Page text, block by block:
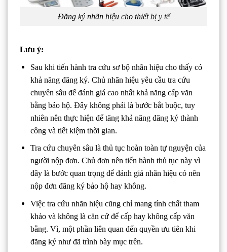
Đăng ký nhãn hiệu cho thiết bị y tế
Lưu ý:
Sau khi tiến hành tra cứu sơ bộ nhãn hiệu cho thấy có
khả năng đăng ký. Chủ nhãn hiệu yêu cầu tra cứu
chuyên sâu để đánh giá cao nhất khả năng cấp văn
bằng bảo hộ. Đây không phải là bước bắt buộc, tuy
nhiên nên thực hiện để tăng khả năng đăng ký thành
công và tiết kiệm thời gian.
Tra cứu chuyên sâu là thủ tục hoàn toàn tự nguyện của
người nộp đơn. Chủ đơn nên tiến hành thủ tục này vì
đây là bước quan trọng để đánh giá nhãn hiệu có nên
nộp đơn đăng ký bảo hộ hay không.
Việc tra cứu nhãn hiệu cũng chỉ mang tính chất tham
khảo và không là căn cứ để cấp hay không cấp văn
bằng. Vì, một phần liên quan đến quyền ưu tiên khi
đăng ký như đã trình bày mục trên.